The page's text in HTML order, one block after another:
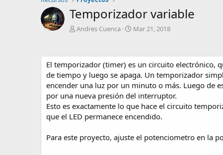
Temporizador variable
A
o
r
Andres Cuenca
C
a
t
i
o
n
d
a
t
Mar 21, 2018
El temporizador (timer) es un circuito electrónico,
de tiempo y luego se apaga. Un temporizador
encender una luz por un minuto o más. Luego de
por una nueva presión del interruptor.
Esto es exactamente lo que hace el circuito
que el LED permanece encendido.
Para este proyecto, ajuste el potenciometro en la